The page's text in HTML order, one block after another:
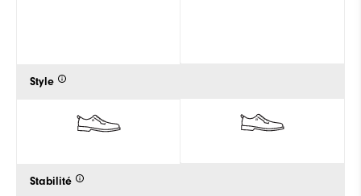
Style
Stabilité